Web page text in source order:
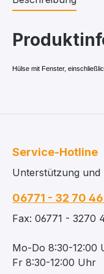
Hülse mit Fenster,
Service-Hotline
Unterstützung und
06771 - 32 70
Fax: 06771 - 3270
Mo-Do 8:30-12:00
Fr 8:30-12:00 Uhr